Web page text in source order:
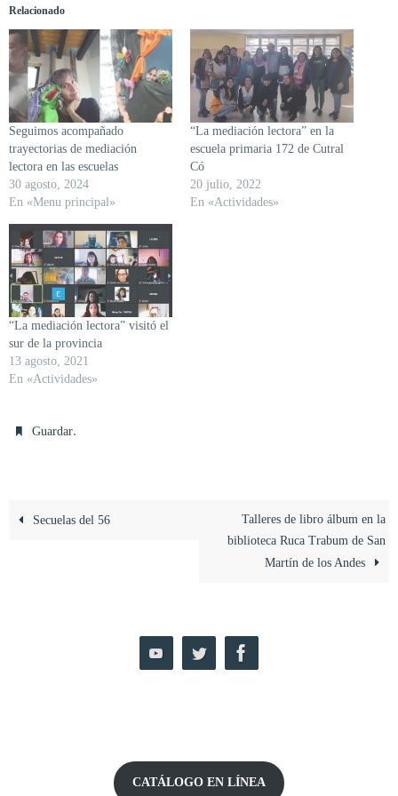
Relacionado
Seguimos acompañado
trayectorias de mediación
lectora en las escuelas
30 agosto, 2024
En «Menu principal»
“La mediación lectora” en la
escuela primaria 172 de Cutral
Có
20 julio, 2022
En «Actividades»
“La mediación lectora” visitó el
sur de la provincia
13 agosto, 2021
En «Actividades»
Guardar.
Secuelas del 56
Talleres de libro álbum en la
biblioteca Ruca Trabum de San
Martín de los Andes
CATÁLOGO EN LÍNEA